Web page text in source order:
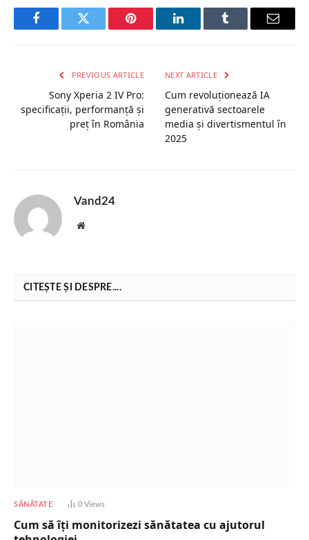
FacebookTwitter Pinterest LinkedInTumblr Email
PREVIOUS ARTICLE
Sony Xperia 2 IV Pro:
specificații, performanță și
preț în România
NEXT ARTICLE
Cum revoluţionează IA
generativă sectoarele
media şi divertismentul în
2025
Vand24
Website
CITEȘTE ȘI DESPRE....
SĂNĂTATE 0Views
Cum să îți monitorizezi sănătatea cu ajutorul